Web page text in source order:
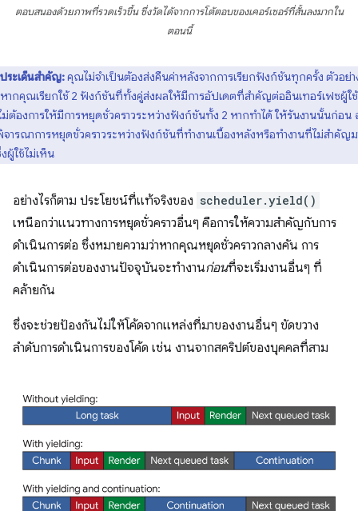
ตอบสนองด้วยภาพที่รวดเร็วขึ้น ซึ่งวัดได้จากการโต้ตอบของเคอร์เซอร์ที่สั้นลงมากใน
ตอนนี้
ประเด็นสำคัญ:คุณไม่จำเป็นต้องส่งคืนค่าหลังจากการเรียกฟังก์ชันทุกครั้ง ตัวอย่า
หากคุณเรียกใช้ 2 ฟังก์ชันที่ทั้งคู่ส่งผลให้มีการอัปเดตที่สำคัญต่ออินเทอร์เฟซผู้ใ
ม่ต้องการให้มีการหยุดชั่วคราวระหว่างฟังก์ชันทั้ง 2 หากทำได้ ให้รันงานนั้นก่อน
ารณาการหยุดชั่วคราวระหว่างฟังก์ชันที่ทำงานเบื้องหลังหรือทำงานที่ไม่สำคัญ
ผู้ใช้ไม่เห็น
อย่างไรก็ตาม ประโยชน์ที่แท้จริงของ scheduler.yield()
เหนือกว่าแนวทางการหยุดชั่วคราวอื่นๆ คือการให้ความสำคัญกับการ
ดำเนินการต่อ ซึ่งหมายความว่าหากคุณหยุดชั่วคราวกลางคัน การ
ดำเนินการต่อของงานปัจจุบันจะทำงานก่อนที่จะเริ่มงานอื่นๆ ที่
คล้ายกัน
ซึ่งจะช่วยป้องกันไม่ให้โค้ดจากแหล่งที่มาของงานอื่นๆ ขัดขวาง
ลำดับการดำเนินการของโค้ด เช่น งานจากสคริปต์ของบุคคลที่สาม